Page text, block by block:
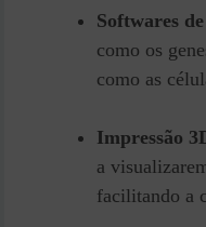
Softwares
como os
como as
Impressão
a
facilitando a